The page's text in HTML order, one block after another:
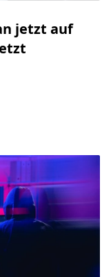
jetzt auf